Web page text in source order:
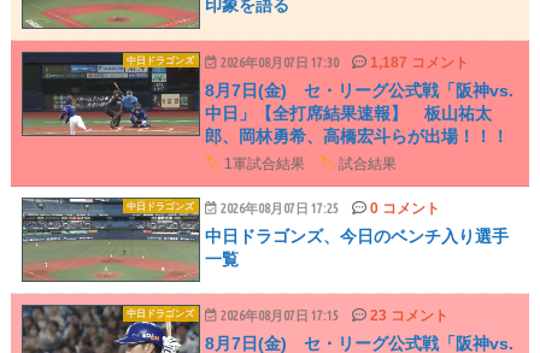
印象を語る
中日ドラゴンズ 2026年08月07日 17:30 1,187 コメント
8月7日(金) セ・リーグ公式戦「阪神vs.
中日」【全打席結果速報】 板山祐太
郎、岡林勇希、高橋宏斗らが出場！！！
🏷️ 1軍試合結果 🏷️ 試合結果
中日ドラゴンズ 2026年08月07日 17:25 0 コメント
中日ドラゴンズ、今日のベンチ入り選手
一覧
中日ドラゴンズ 2026年08月07日 17:15 23 コメント
8月7日(金) セ・リーグ公式戦「阪神vs.